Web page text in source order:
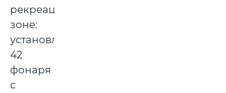
рекреационной
зоне:
установлено
42
фонаря
с